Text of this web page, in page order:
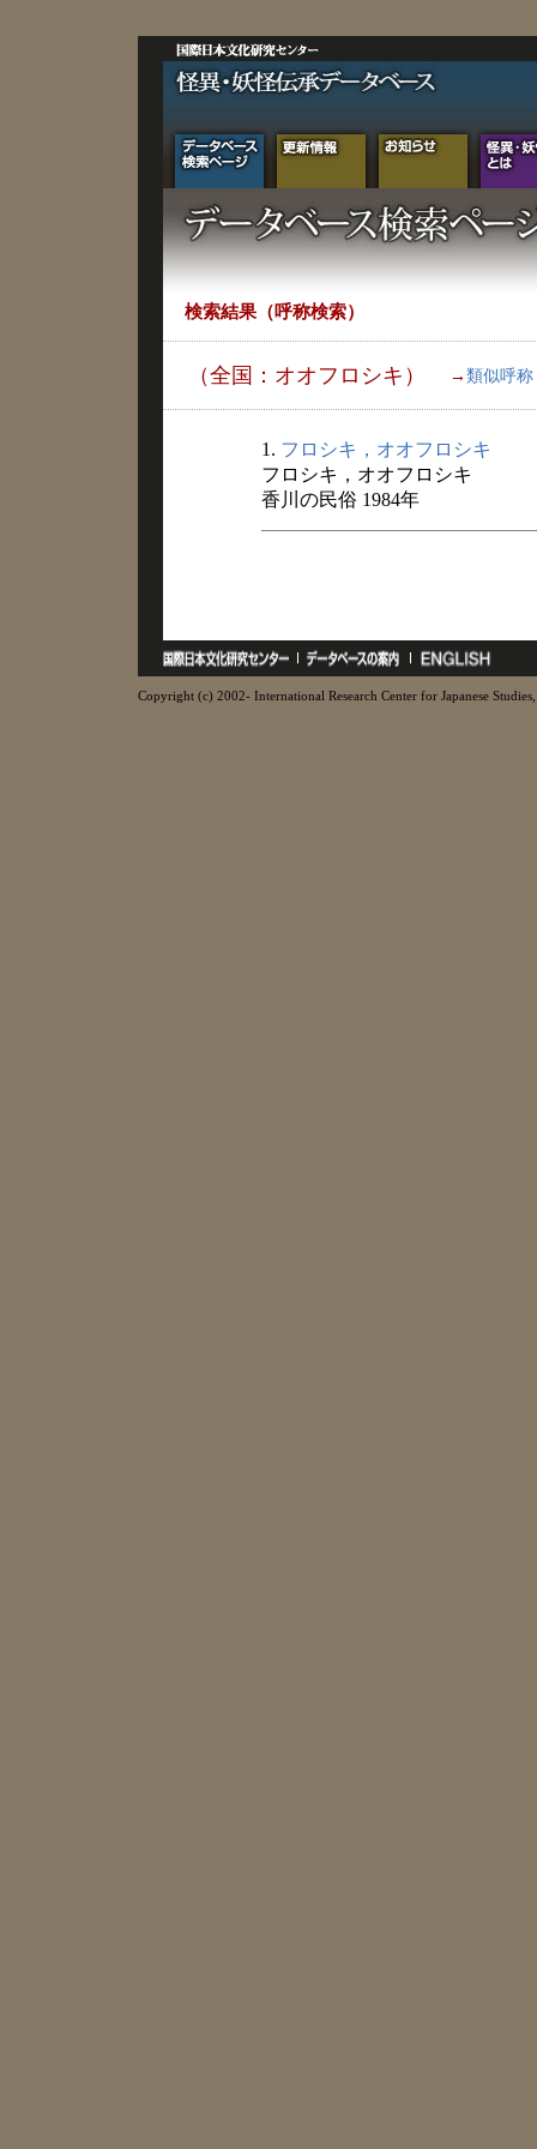
検索結果（呼称検索）
（全国：オオフロシキ） → 類似呼称
1. フロシキ，オオフロシキ
フロシキ，オオフロシキ
香川の民俗 1984年
Copyright (c) 2002- International Research Center for Japanese